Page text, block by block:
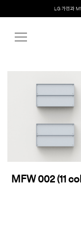
LG 가전과
MFW 002 (11